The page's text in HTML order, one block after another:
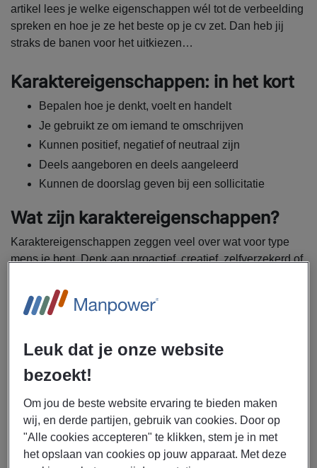
artikel lees je welke eigenschappen wél tot de verbeelding
spreken en hoe je ze het beste op je cv zet. Dan heb jij
straks de banen voor het uitkiezen…
Karaktereigenschappen: in het kort
Bepalen hoe je denkt, voelt en handelt
Je gebruikt ze om iemand te omschrijven
Kunnen positief, negatief of neutraal zijn
Deels aangeboren en deels aangeleerd
Kunnen de doorslag geven bij een sollicitatie
Wat zijn karaktereigenschappen?
Karaktereigenschappen zeggen veel over wat voor type
mens je bent. Denk aan proactief, creatief, zelfverzekerd of
kenmerken. Net als iedereen, heb ook jij een aantal
persoonlijke eigenschappen die samen je karakter
negatieve karaktertrekken horen bij het leven. Niemand is
Als je jong bent en nog niet zoveel werkervaring hebt, is
het lastig om je karakter in een professionele setting te
beschrijven. Een manier om je te helpen, is door een
persoonlijkheidstest te doen. Met de vragen van
onze
Leuk dat je onze website
bezoekt!
Om jou de beste website ervaring te bieden maken
wij, en derde partijen, gebruik van cookies. Door op
"Alle cookies accepteren" te klikken, stem je in met
het opslaan van cookies op jouw apparaat. Met deze